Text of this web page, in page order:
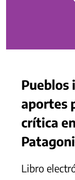
Pueblos
aportes
crítica
Libro